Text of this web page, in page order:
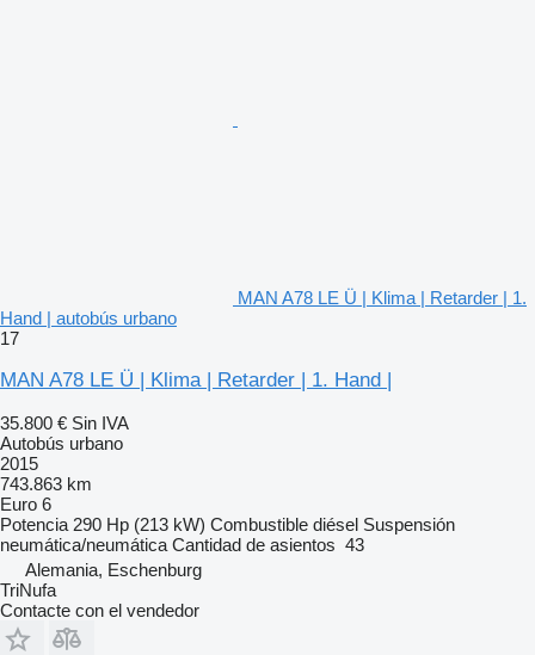
MAN A78 LE Ü | Klima | Retarder | 1.
Hand | autobús urbano
17
MAN A78 LE Ü | Klima | Retarder | 1. Hand |
35.800 € Sin IVA
Autobús urbano
2015
743.863 km
Euro 6
Potencia 290 Hp (213 kW) Combustible diésel Suspensión
neumática/neumática Cantidad de asientos 43
Alemania, Eschenburg
TriNufa
Contacte con el vendedor